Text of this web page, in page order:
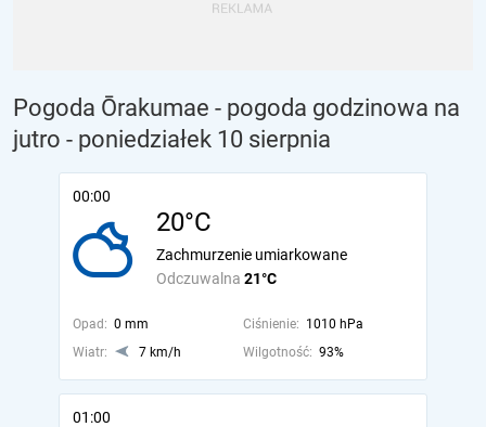
Pogoda Ōrakumae - pogoda godzinowa na
jutro - poniedziałek 10 sierpnia
00:00
20°C
Odczuwalna 21°C
Zachmurzenie umiarkowane
Opad: 0 mm Ciśnienie: 1010 hPa
Wiatr:
7 km/h Wilgotność: 93%
01:00